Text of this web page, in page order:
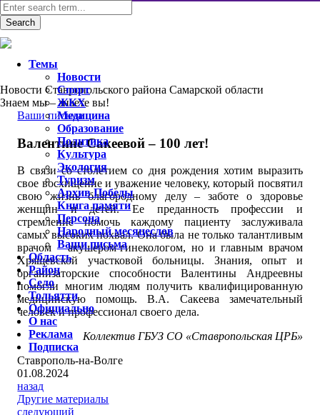
Новости Ставропольского района Самарской области
Знаем мы – знаете вы!
Ваши письма
Валентине Сакеевой – 100 лет!
В связи со столетием со дня рождения хотим выразить
свое восхищение и уважение человеку, который посвятил
свою жизнь благородному делу – заботе о здоровье
женщин и детей. Ее преданность профессии и
стремление помочь каждому пациенту заслуживала
самых высоких похвал. Она была не только талантливым
врачом – акушером-гинекологом, но и главным врачом
Хрящевской участковой больницы. Знания, опыт и
организаторские способности Валентины Андреевны
помогли многим людям получить квалифицированную
медицинскую помощь. В.А. Сакеева замечательный
человек и профессионал своего дела.
Коллектив ГБУЗ СО «Ставропольская ЦРБ»
Ставрополь-на-Волге
01.08.2024
назад
Другие материалы
следующий
Темы
Новости
Спорт
ЖКХ
Медицина
Образование
Политика
Культура
Экология
Туризм
Архив Победы
Книга памяти
Персона
Народный месяцеслов
Ваши письма
Область
Район
Село
Тольятти
Официально
О нас
Реклама
Подписка